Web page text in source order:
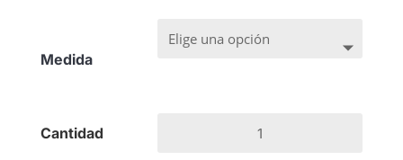
Medida
Amarracables